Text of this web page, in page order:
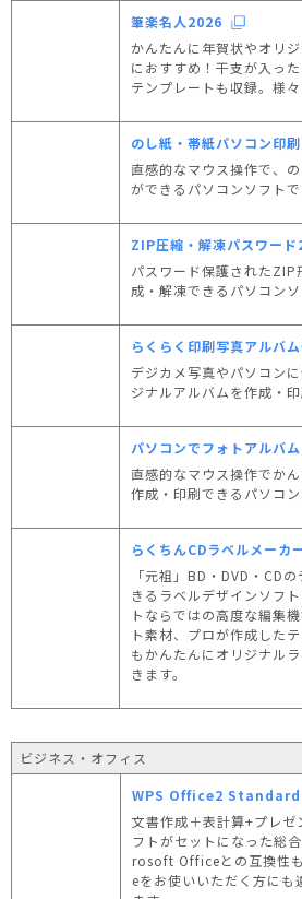
筆楽名人2026
かんたんに年賀状やオリ
におすすめ！干支が入っ
テンプレートも収録。様々
のし紙・帯紙パソコン印刷
直感的なマウス操作で、
ができるパソコンソフトで
ZIP圧縮・解凍パスワード
パスワード保護された
成・解凍できるパソコンソ
らくらく印刷写真アルバ
デジカメ写真やパソコン
ジナルアルバムを作成・印
パソコンでフォトアルバム
直感的なマウス操作でか
作成・印刷できるパソコン
らくちんCDラベルメーカ
「元祖」BD・DVD・CD
きるラベルデザインソフ
トならではの高度な編集
ト素材、プロが作成した
もかんたんにオリジナル
きます。
ビジネス・オフィス
WPS Office2
文書作成＋表計算+プレゼ
フトがセットになった総
rosoft Officeとの互換性
eをお使いいただく方にも